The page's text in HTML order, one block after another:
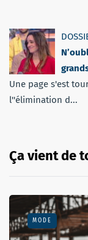
Une page s'est
l''élimination d...
Ça vient de
MODE